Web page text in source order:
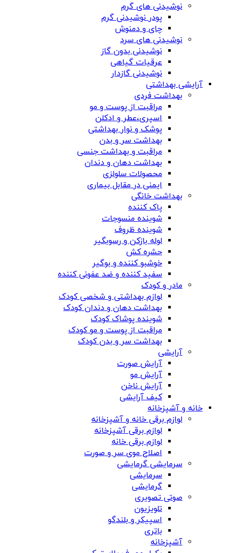
نوشیدنی های گرم
پودر نوشیدنی گرم
چای و دمنوش
نوشیدنی های سرد
نوشیدنی بدون گاز
عرقیات گیاهی
نوشیدنی گازدار
آرایشی بهداشتی
بهداشت فردی
مراقبت از پوست و مو
اسپری،عطر و ادکلن
پوشک و نوار بهداشتی
بهداشت سر و بدن
مراقبت و بهداشت جنسی
بهداشت دهان و دندان
محصولات سلولزی
ایمنی در مقابل بیماری
بهداشت خانگی
پاک کننده
شوینده منسوجات
شوینده ظروف
لوله بازکن و رسوبگیر
حشره کش
خوشبو کننده و بوگیر
سفید کننده و ضد عفونی کننده
مادر و کودک
لوازم بهداشتی و شخصی کودک
بهداشت دهان و دندان کودک
شوینده پوشاک کودک
مراقبت از پوست و مو کودک
بهداشت سر و بدن کودک
آرایشی
آرایش صورت
آرایش مو
آرایش ناخن
کیف آرایشی
خانه و آشپزخانه
لوازم برقی خانه و آشپزخانه
لوازم برقی آشپزخانه
لوازم برقی خانه
اصلاح موی سر و صورت
سرمایشی گرمایشی
سرمایشی
گرمایشی
صوتی تصویری
تلویزیون
اسپیکر و بلندگو
باتری
آشپزخانه